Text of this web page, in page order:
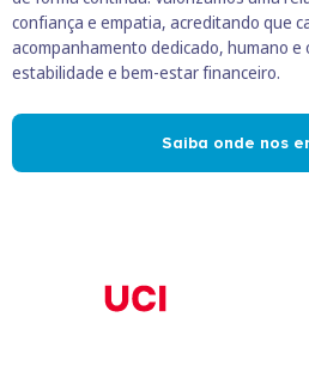
confiança e empatia, acreditando que
acompanhamento dedicado, humano
estabilidade e bem-estar financeiro.
Saiba onde nos